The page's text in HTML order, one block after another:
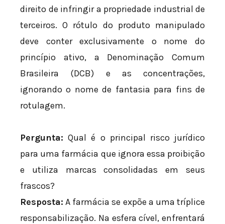
direito de infringir a propriedade industrial de
terceiros. O rótulo do produto manipulado
deve conter exclusivamente o nome do
princípio ativo, a Denominação Comum
Brasileira (DCB) e as concentrações,
ignorando o nome de fantasia para fins de
rotulagem.
Pergunta: Qual é o principal risco jurídico
para uma farmácia que ignora essa proibição
e utiliza marcas consolidadas em seus
frascos?
Resposta: A farmácia se expõe a uma tríplice
responsabilização. Na esfera cível, enfrentará